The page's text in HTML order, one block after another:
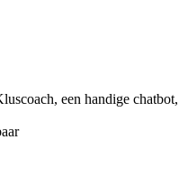
een handige chatbot,